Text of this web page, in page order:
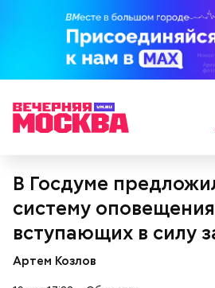
В Госдуме
систему
вступающих в силу
Артем Козлов
кабачок;
брынза;
беременным, кормящим
людям с ослабленной
пожилым;
детям.